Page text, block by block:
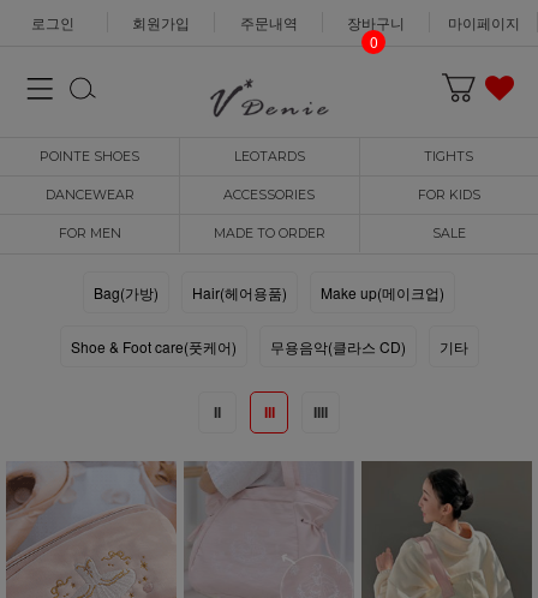
로그인 회원가입 주문내역
장바구니
0
마이페이지
POINTE SHOES LEOTARDS TIGHTS
DANCEWEAR ACCESSORIES FOR KIDS
FOR MEN MADE TO ORDER SALE
Bag(가방) Hair(헤어용품) Make up(메이크업)
Shoe & Foot care(풋케어) 무용음악(클라스 CD) 기타
II III IIII